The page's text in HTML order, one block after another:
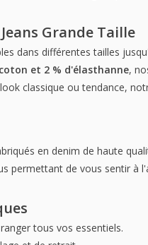
Jeans Grande Taille
dans différentes tailles
et 2 % d'élasthanne,
classique ou tendance,
en denim de haute
permettant de vous sentir à
tous vos essentiels.